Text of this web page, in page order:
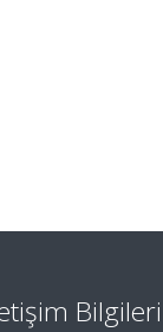
Bilgileri